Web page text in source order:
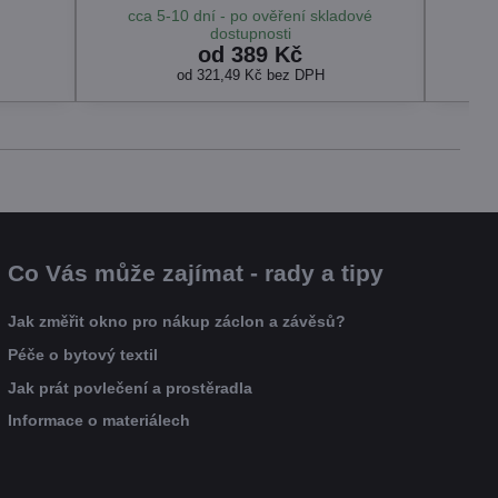
cca 5-10 dní - po ověření skladové
dostupnosti
od 389 Kč
od 321,49 Kč bez DPH
Co Vás může zajímat - rady a tipy
Jak změřit okno pro nákup záclon a závěsů?
Péče o bytový textil
Jak prát povlečení a prostěradla
Informace o materiálech